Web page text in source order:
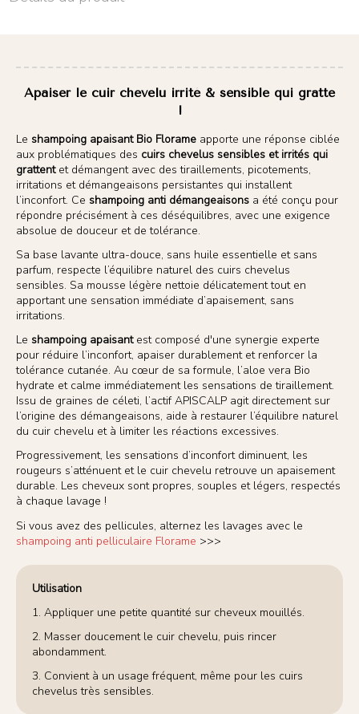
Apaiser le cuir chevelu irrité & sensible qui gratte
!
Le shampoing apaisant Bio Florame apporte une réponse ciblée
aux problématiques des cuirs chevelus sensibles et irrités qui
grattentet démangent avec des tiraillements, picotements,
irritations et démangeaisons persistantes qui installent
l’inconfort. Ce shampoing anti démangeaisons a été conçu pour
répondre précisément à ces déséquilibres, avec une exigence
absolue de douceur et de tolérance.
Sa base lavante ultra-douce, sans huile essentielle et sans
parfum, respecte l’équilibre naturel des cuirs chevelus
sensibles. Sa mousse légère nettoie délicatement tout en
apportant une sensation immédiate d’apaisement, sans
irritations.
Le shampoing apaisantest composé d'une synergie experte
pour réduire l’inconfort, apaiser durablement et renforcer la
tolérance cutanée. Au cœur de sa formule, l’aloe vera Bio
hydrate et calme immédiatement les sensations de tiraillement.
Issu de graines de céleti, l’actif APISCALP agit directement sur
l’origine des démangeaisons, aide à restaurer l’équilibre naturel
du cuir chevelu et à limiter les réactions excessives.
Progressivement, les sensations d’inconfort diminuent, les
rougeurs s’atténuent et le cuir chevelu retrouve un apaisement
durable. Les cheveux sont propres, souples et légers, respectés
à chaque lavage !
Si vous avez des pellicules, alternez les lavages avec le
shampoing anti pelliculaire Florame >>>
Utilisation
1. Appliquer une petite quantité sur cheveux mouillés.
2. Masser doucement le cuir chevelu, puis rincer
abondamment.
3. Convient à un usage fréquent, même pour les cuirs
chevelus très sensibles.